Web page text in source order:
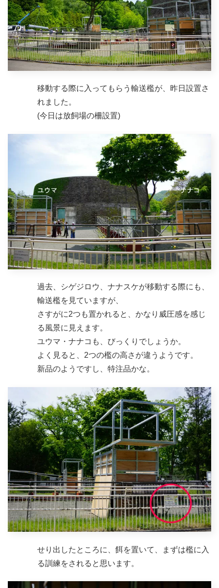
移動する際に入ってもらう輸送檻が、昨日設置さ
れました。
(今日は放飼場の柵設置)
過去、シゲジロウ、ナナスケが移動する際にも、
輸送檻を見ていますが、
さすがに2つも置かれると、かなり威圧感を感じ
る風景に見えます。
ユウマ・ナナコも、びっくりでしょうか。
よく見ると、2つの檻の高さが違うようです。
新品のようですし、特注品かな。
せり出したところに、餌を置いて、まずは檻に入
る訓練をされると思います。